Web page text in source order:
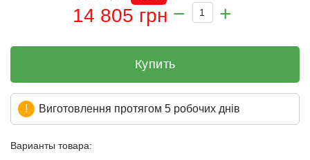
14 805 грн
Купить
Виготовлення протягом 5 робочих днів
Варианты товара: